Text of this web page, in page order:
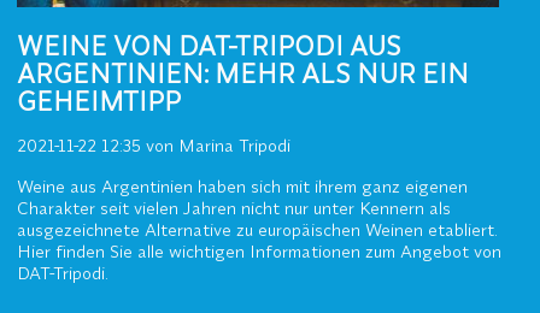
WEINE VON DAT-TRIPODI AUS
ARGENTINIEN: MEHR ALS NUR EIN
GEHEIMTIPP
2021-11-22 12:35 von Marina Tripodi
Weine aus Argentinien haben sich mit ihrem ganz eigenen
Charakter seit vielen Jahren nicht nur unter Kennern als
ausgezeichnete Alternative zu europäischen Weinen etabliert.
Hier finden Sie alle wichtigen Informationen zum Angebot von
DAT-Tripodi.